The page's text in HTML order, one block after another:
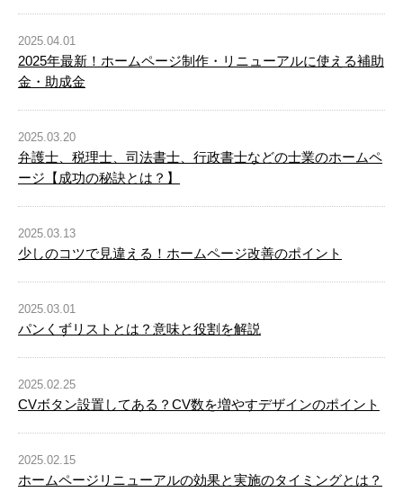
2025.04.01
2025年最新！ホームページ制作・リニューアルに使える補助
金・助成金
2025.03.20
弁護士、税理士、司法書士、行政書士などの士業のホームペ
ージ【成功の秘訣とは？】
2025.03.13
少しのコツで見違える！ホームページ改善のポイント
2025.03.01
パンくずリストとは？意味と役割を解説
2025.02.25
CVボタン設置してある？CV数を増やすデザインのポイント
2025.02.15
ホームページリニューアルの効果と実施のタイミングとは？